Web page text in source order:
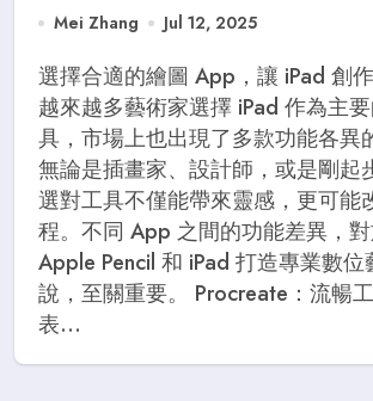
Mei Zhang Jul 12, 2025
選擇合適的繪圖 App，讓 iPad 創作更高效 隨著
越來越多藝術家選擇 iPad 作為主
具，市場上也出現了多款功能各異
無論是插畫家、設計師，或是剛起
選對工具不僅能帶來靈感，更可能
程。不同 App 之間的功能差異，
Apple Pencil 和 iPad 打造專業數位
說，至關重要。 Procreate：流暢
表...